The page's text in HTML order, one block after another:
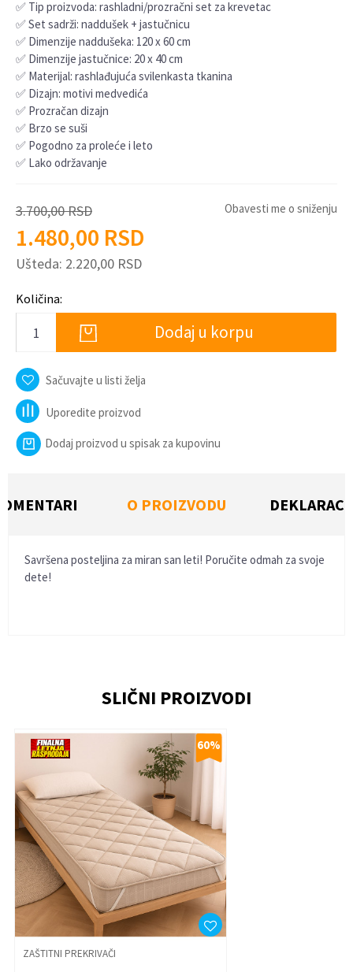
✅ Tip proizvoda: rashladni/prozračni set za krevetac
✅ Set sadrži: naddušek + jastučnicu
✅ Dimenzije naddušeka: 120 x 60 cm
✅ Dimenzije jastučnice: 20 x 40 cm
✅ Materijal: rashlađujuća svilenkasta tkanina
✅ Dizajn: motivi medvedića
✅ Prozračan dizajn
✅ Brzo se suši
✅ Pogodno za proleće i leto
✅ Lako održavanje
3.700,00RSD
1.480,00 RSD
Ušteda: 2.220,00 RSD
Obavesti me o sniženju
Količina:
Dodaj u korpu
Sačuvajte u listi želja
Uporedite proizvod
Dodaj proizvod u spisak za kupovinu
O PROIZVODU
Savršena posteljina za miran san leti! Poručite odmah za svoje
dete!
Poruka
Anti-spam zaštita - izračunajte koliko je 9 - 4 :
SLIČNI PROIZVODI
60%
ZAŠTITNI PREKRIVAČI